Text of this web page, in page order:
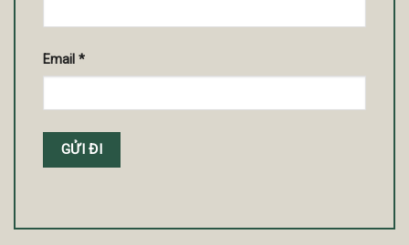
Email *